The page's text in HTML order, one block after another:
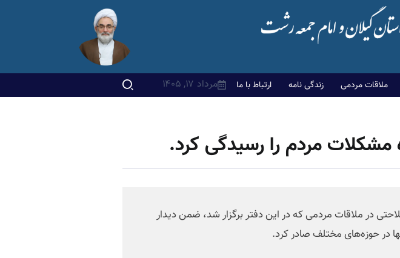
ملاقات مردمی زندگی نامه ارتباط با ما مرداد ۱۷, ۱۴۰۵
مشکلات مردم را رسیدگی کرد.
در ملاقات مردمی که در این دفتر برگزار شد، ضمن دیدار
در حوزه‌های مختلف صادر کرد.